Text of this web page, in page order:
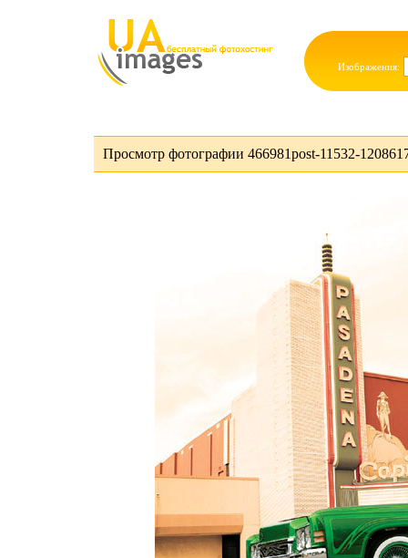
Изображения:
Просмотр фотографии 466981post-11532-